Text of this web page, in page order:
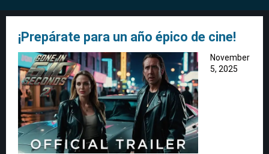
¡Prepárate para un año épico de cine!
November
5, 2025